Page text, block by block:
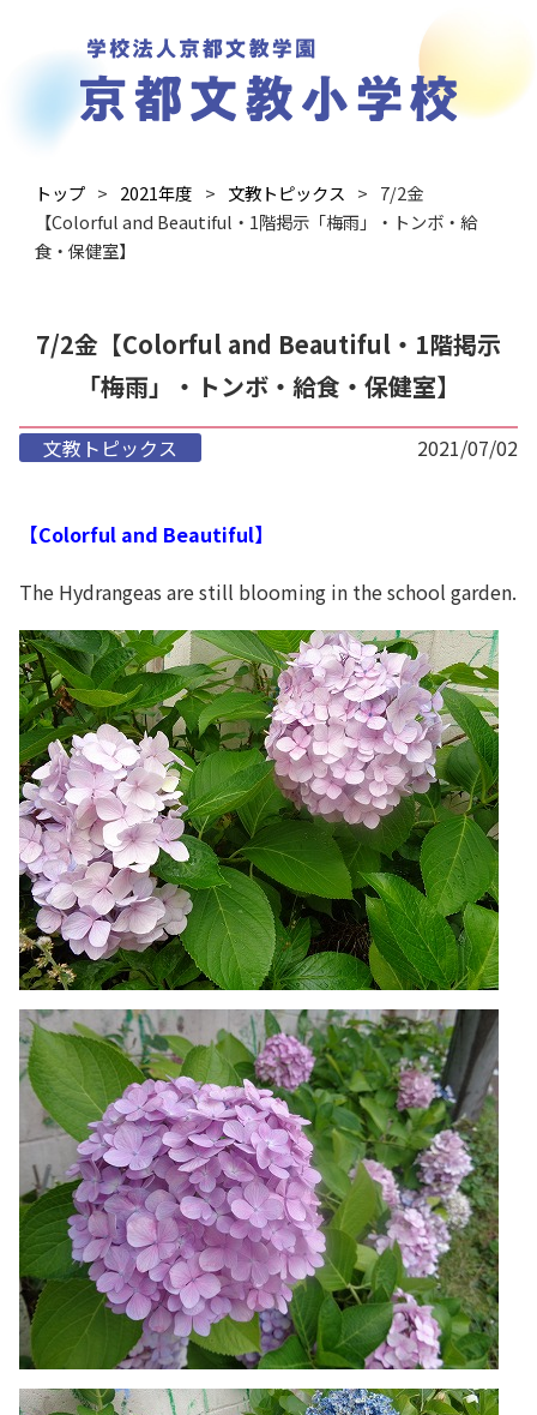
トップ 2021年度 文教トピックス
7/2金
【Colorful and Beautiful・1階掲示「梅雨」・トンボ・給
食・保健室】
7/2金【Colorful and Beautiful・1階掲示
「梅雨」・トンボ・給食・保健室】
文教トピックス 2021/07/02
【Colorful and Beautiful】
The Hydrangeas are still blooming in the school garden.